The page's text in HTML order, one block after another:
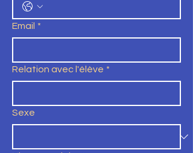
Email *
Relation avec l'élève *
Sexe